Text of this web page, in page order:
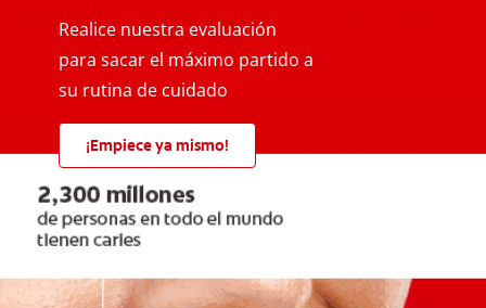
Realice nuestra evaluación
para sacar el máximo partido a
su rutina de cuidado
¡Empiece ya mismo!